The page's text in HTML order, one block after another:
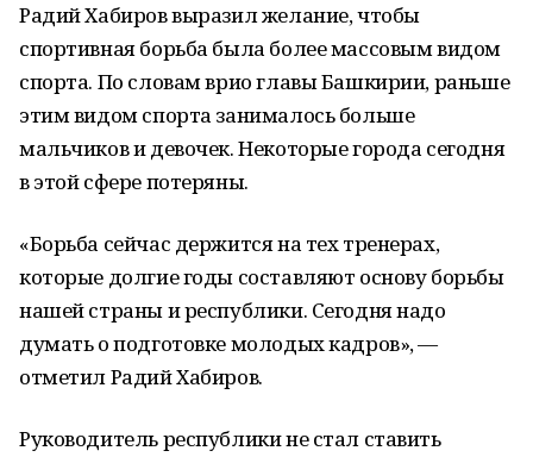
Радий Хабиров выразил желание, чтобы
спортивная борьба была более массовым видом
спорта. По словам врио главы Башкирии, раньше
этим видом спорта занималось больше
мальчиков и девочек. Некоторые города сегодня
в этой сфере потеряны.
«Борьба сейчас держится на тех тренерах,
которые долгие годы составляют основу борьбы
нашей страны и республики. Сегодня надо
думать о подготовке молодых кадров», —
отметил Радий Хабиров.
Руководитель республики не стал ставить